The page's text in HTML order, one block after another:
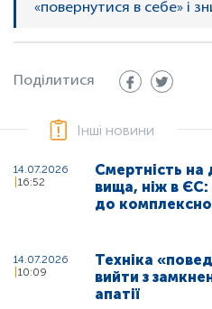
«повернутися в себе» і
Поділитися
Інші новини
14.07.2026
16:52
Смертність на
вища, ніж в
до
14.07.2026
10:09
Техніка
вийти з
апатії